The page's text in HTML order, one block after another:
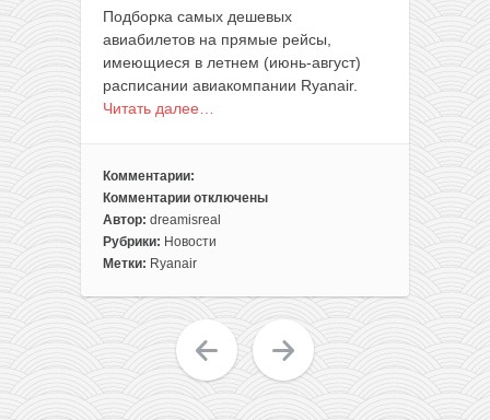
Подборка самых дешевых
авиабилетов на прямые рейсы,
имеющиеся в летнем (июнь-август)
расписании авиакомпании Ryanair.
Читать далее…
Комментарии:
Комментарии
к
записи
На
самые
дешевые
Ryanair
из
Литвы
отключены
Автор: dreamisreal
Рубрики: Новости
Метки: Ryanair